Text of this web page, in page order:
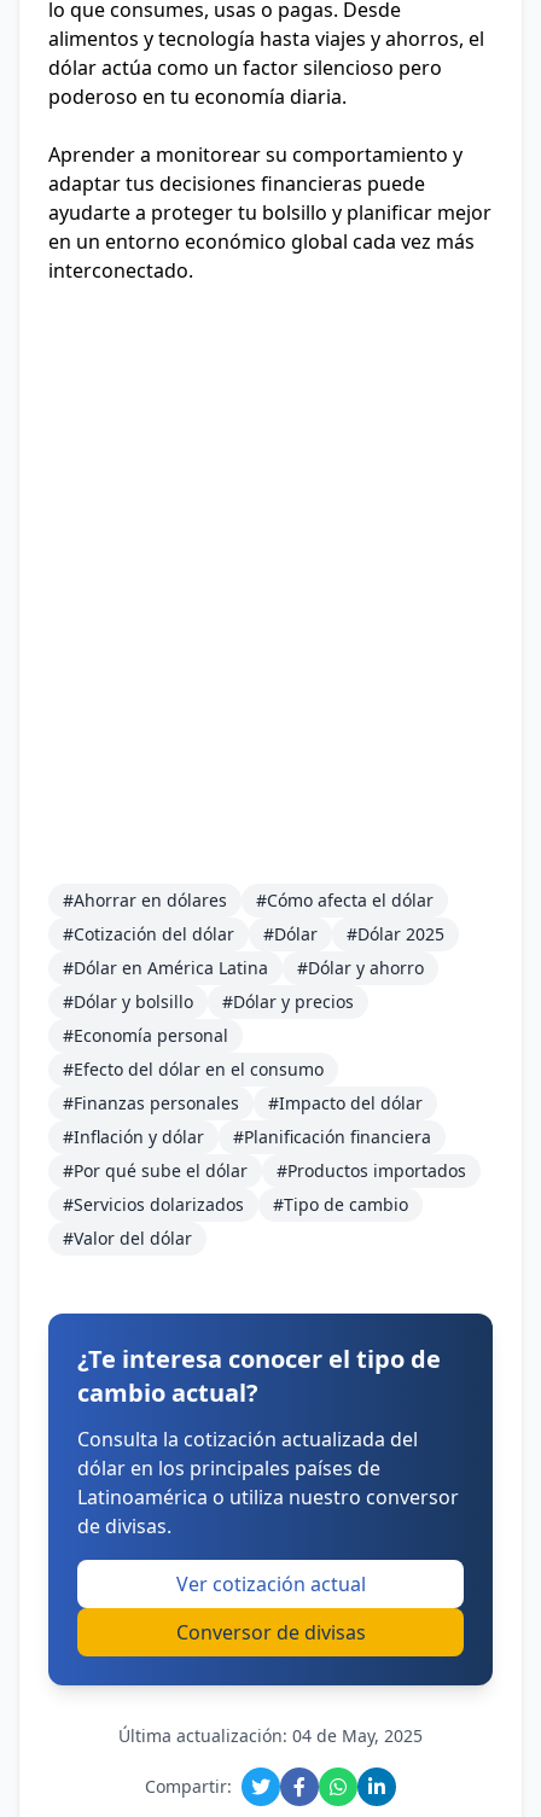
lo que consumes, usas o pagas. Desde
alimentos y tecnología hasta viajes y ahorros, el
dólar actúa como un factor silencioso pero
poderoso en tu economía diaria.
Aprender a monitorear su comportamiento y
adaptar tus decisiones financieras puede
ayudarte a proteger tu bolsillo y planificar mejor
en un entorno económico global cada vez más
interconectado.
#Ahorrar en dólares
#Cómo afecta el dólar
#Cotización del dólar
#Dólar
#Dólar 2025
#Dólar en América Latina
#Dólar y ahorro
#Dólar y bolsillo
#Dólar y precios
#Economía personal
#Efecto del dólar en el consumo
#Finanzas personales
#Impacto del dólar
#Inflación y dólar
#Planificación financiera
#Por qué sube el dólar
#Productos importados
#Servicios dolarizados
#Tipo de cambio
#Valor del dólar
¿Te interesa conocer el tipo de
cambio actual?
Consulta la cotización actualizada del
dólar en los principales países de
Latinoamérica o utiliza nuestro conversor
de divisas.
Ver cotización actual
Conversor de divisas
Última actualización: 04 de May, 2025
Compartir: